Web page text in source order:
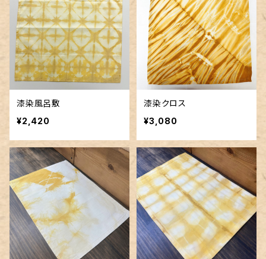
漆染風呂敷
¥2,420
漆染クロス
¥3,080